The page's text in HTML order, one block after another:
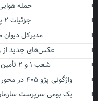
حمله هوایی
جزئیات ۲ پرونده قتل در دشتستان
مدیرکل
عکس‌های جدید از
شعب ۱ و ۲ تأمین اجتماعی بوشهر ادغام می شود
واژگونی پژو ۴۰۵ در محور جم–انارستان با یک کشته و ۳ مصدوم
یک بومی سرپرست